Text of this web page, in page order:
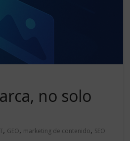
no solo
, GEO, marketing de contenido, SEO